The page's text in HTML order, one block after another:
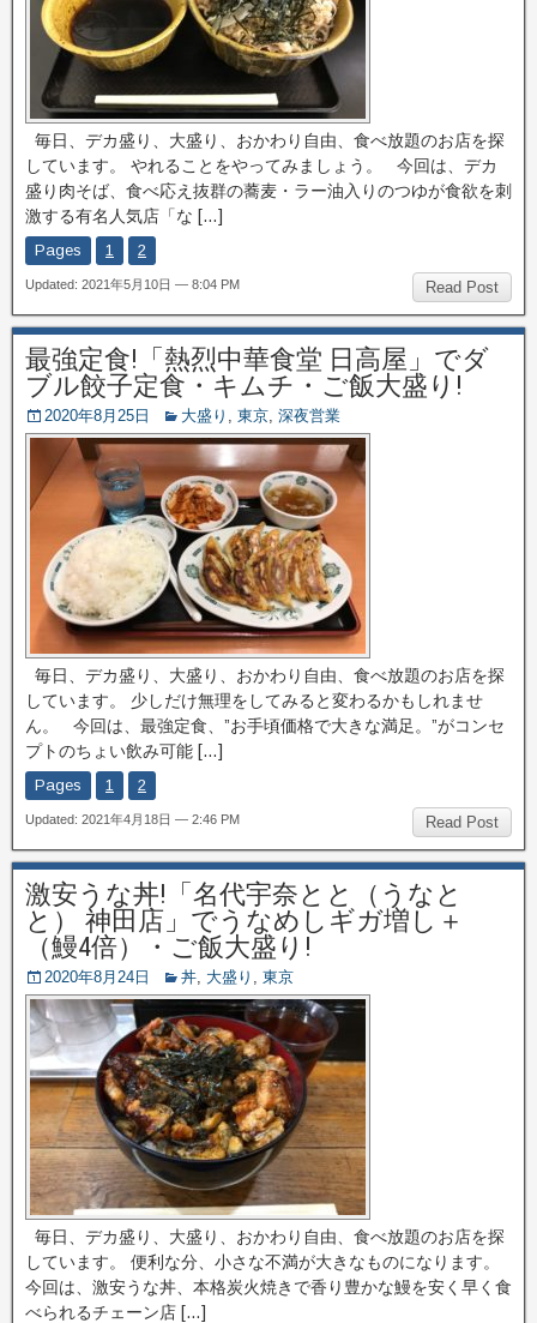
毎日、デカ盛り、大盛り、おかわり自由、食べ放題のお店を探
しています。 やれることをやってみましょう。 今回は、デカ
盛り肉そば、食べ応え抜群の蕎麦・ラー油入りのつゆが食欲を刺
激する有名人気店「な […]
Pages 1 2
Read Post
Updated: 2021年5月10日 — 8:04 PM
最強定食!「熱烈中華食堂 日高屋」でダ
ブル餃子定食・キムチ・ご飯大盛り!
2020年8月25日 大盛り , 東京, 深夜営業
毎日、デカ盛り、大盛り、おかわり自由、食べ放題のお店を探
しています。 少しだけ無理をしてみると変わるかもしれませ
ん。 今回は、最強定食、”お手頃価格で大きな満足。”がコンセ
プトのちょい飲み可能 […]
Pages 1 2
Read Post
Updated: 2021年4月18日 — 2:46 PM
激安うな丼!「名代宇奈とと（うなと
と） 神田店」でうなめしギガ増し＋
（鰻4倍）・ご飯大盛り!
2020年8月24日 丼, 大盛り , 東京
毎日、デカ盛り、大盛り、おかわり自由、食べ放題のお店を探
しています。 便利な分、小さな不満が大きなものになります。
今回は、激安うな丼、本格炭火焼きで香り豊かな鰻を安く早く食
べられるチェーン店 […]